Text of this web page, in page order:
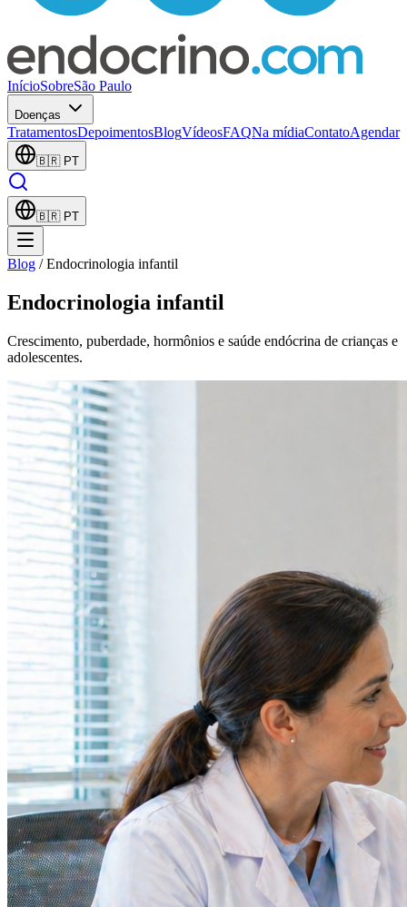
InícioSobreSão Paulo
Doenças
TratamentosDepoimentosBlogVídeosFAQNa mídiaContatoAgendar
🇧🇷 PT
🇧🇷 PT
Blog /Endocrinologia infantil
Endocrinologia infantil
Crescimento, puberdade, hormônios e saúde endócrina de crianças e
adolescentes.